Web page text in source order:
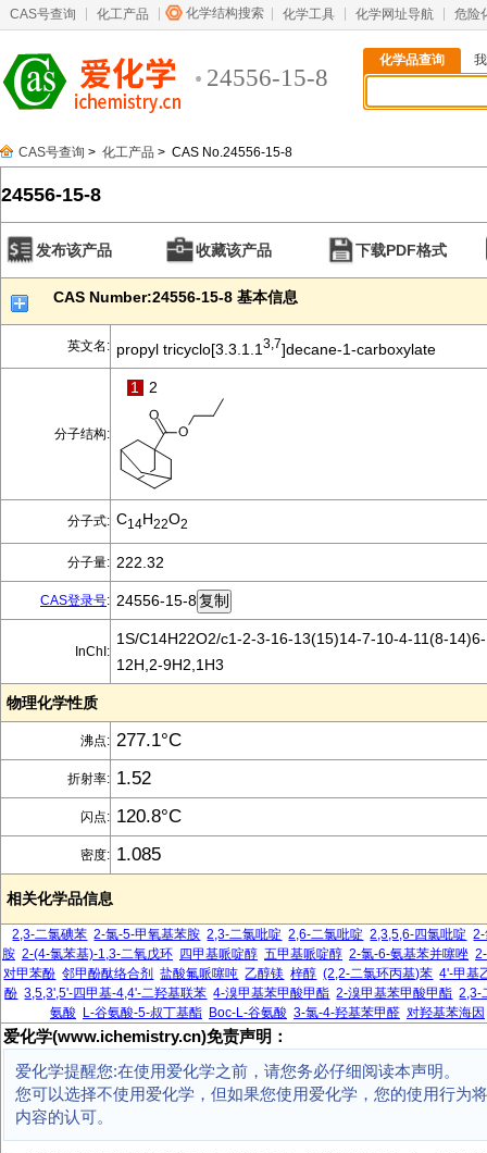
CAS号查询 化工产品 化学结构搜索 化学工具 化学网址导航 危险
24556-15-8
化学品查询
CAS号查询 > 化工产品 > CAS No.24556-15-8
24556-15-8
发布该产品 收藏该产品 下载PDF格式
CAS Number:24556-15-8 基本信息
英文名: propyl tricyclo[3.3.1.1 3,7]decane-1-carboxylate
分子结构:
1 2
分子式: C14H22O2
分子量: 222.32
CAS登录号: 24556-15-8
InChI:
1S/C14H22O2/c1-2-3-16-13(15)14-7-10-4-11(8-
12H,2-9H2,1H3
物理化学性质
沸点: 277.1°C
折射率: 1.52
闪点: 120.8°C
密度: 1.085
相关化学品信息
2,3-二氯碘苯 2-氯-5-甲氧基苯胺 2,3-二氯吡啶 2,6-二氯吡啶 2,3,5,6-四氯吡啶
胺 2-(4-氯苯基)-1,3-二氧戊环 四甲基哌啶醇 五甲基哌啶醇 2-氯-6-氨基苯并噻唑
对甲苯酚 邻甲酚酞络合剂 盐酸氟哌噻吨 乙醇镁 梓醇 (2,2-二氯环丙基)苯 4'-甲基
酚 3,5,3',5'-四甲基-4,4'-二羟基联苯 4-溴甲基苯甲酸甲酯 2-溴甲基苯甲酸甲酯 2,3-
氨酸
L-谷氨酸-5-叔丁基酯 Boc-L-谷氨酸 3-氯-4-羟基苯甲醛 对羟基苯海因
爱化学(www.ichemistry.cn)免责声明：
爱化学提醒您:在使用爱化学之前，请您务必仔细阅读本声明。
您可以选择不使用爱化学，但如果您使用爱化学，您的使用行为
内容的认可。